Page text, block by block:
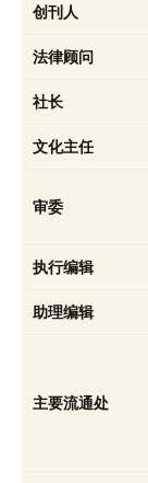
创刊人
法律顾问
社长
文化主任
审委
执行编辑
助理编辑
主要流通处